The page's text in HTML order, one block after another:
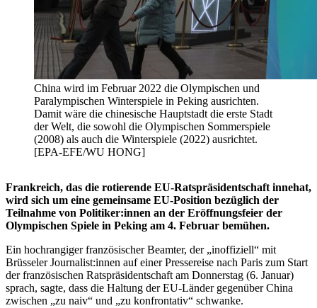
China wird im Februar 2022 die Olympischen und
Paralympischen Winterspiele in Peking ausrichten.
Damit wäre die chinesische Hauptstadt die erste Stadt
der Welt, die sowohl die Olympischen Sommerspiele
(2008) als auch die Winterspiele (2022) ausrichtet.
[EPA-EFE/WU HONG]
Frankreich, das die rotierende EU-Ratspräsidentschaft innehat,
wird sich um eine gemeinsame EU-Position bezüglich der
Teilnahme von Politiker:innen an der Eröffnungsfeier der
Olympischen Spiele in Peking am 4. Februar bemühen.
Ein hochrangiger französischer Beamter, der „inoffiziell“ mit
Brüsseler Journalist:innen auf einer Pressereise nach Paris zum Start
der französischen Ratspräsidentschaft am Donnerstag (6. Januar)
sprach, sagte, dass die Haltung der EU-Länder gegenüber China
zwischen „zu naiv“ und „zu konfrontativ“ schwanke.